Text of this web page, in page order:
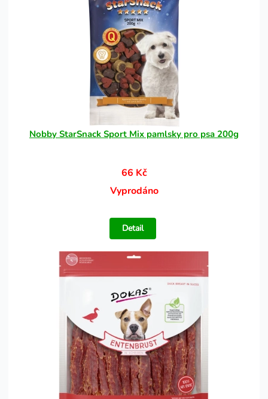
Nobby StarSnack Sport Mix pamlsky pro psa 200g
66 Kč
Vyprodáno
Detail